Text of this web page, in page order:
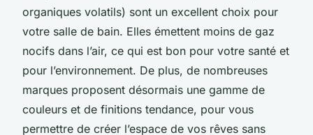
organiques volatils) sont un excellent choix pour
votre salle de bain. Elles émettent moins de gaz
nocifs dans l’air, ce qui est bon pour votre santé et
pour l’environnement. De plus, de nombreuses
marques proposent désormais une gamme de
couleurs et de finitions tendance, pour vous
permettre de créer l’espace de vos rêves sans